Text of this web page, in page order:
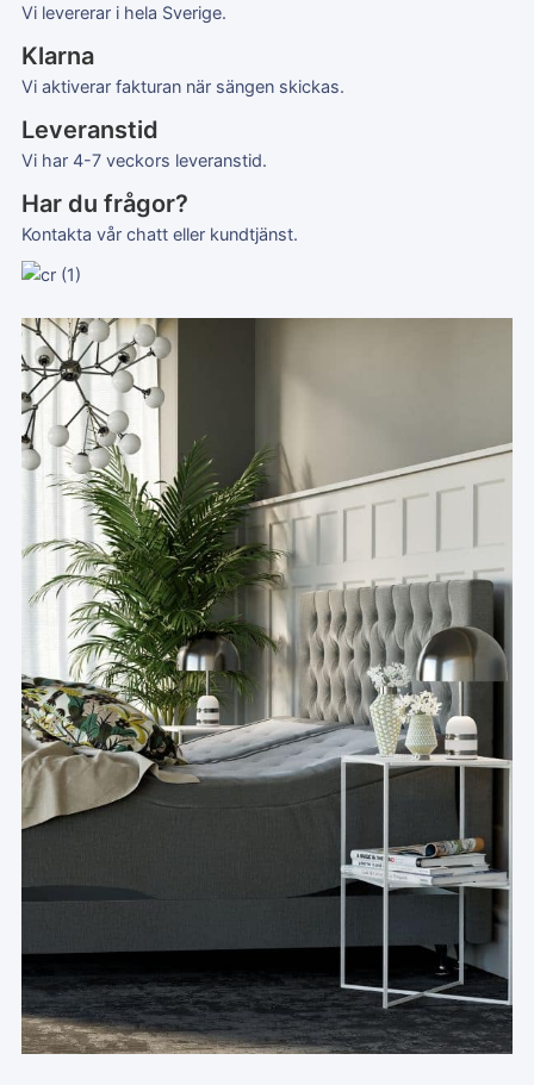
Vi levererar i hela Sverige.
Klarna
Vi aktiverar fakturan när sängen skickas.
Leveranstid
Vi har 4-7 veckors leveranstid.
Har du frågor?
Kontakta vår chatt eller kundtjänst.